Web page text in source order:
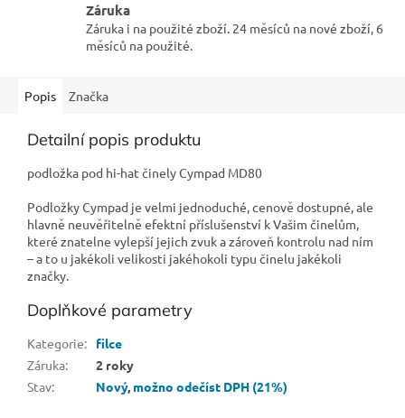
Záruka
Záruka i na použité zboží. 24 měsíců na nové zboží, 6
měsíců na použité.
Popis Značka
Detailní popis produktu
podložka pod hi-hat činely Cympad MD80
Podložky Cympad je velmi jednoduché, cenově dostupné, ale
hlavně neuvěřitelně efektní příslušenství k Vašim činelům,
které znatelne vylepší jejich zvuk a zároveň kontrolu nad ním
– a to u jakékoli velikosti jakéhokoli typu činelu jakékoli
značky.
Doplňkové parametry
Kategorie:
filce
Záruka:
2 roky
Stav: Nový, možno odečíst DPH (21%)